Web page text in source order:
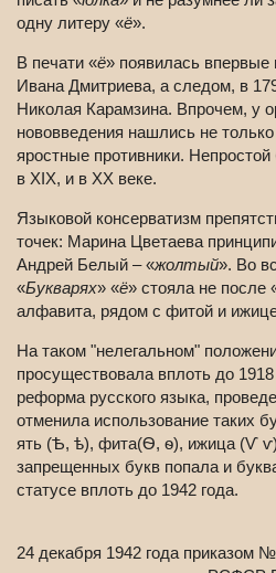
одну литеру «ё».
В печати «ё» появилась впервые
Ивана Дмитриева, а следом, в
Николая Карамзина. Впрочем, у
нововведения нашлись не
яростные противники.
в XIX, и в ХХ веке.
Языковой консерватизм
точек: Марина Цветаева
Андрей Белый – «жолтый». Во
«Букварях» «ё» стояла не после
алфавита, рядом с фитой и
На таком "нелегальном"
просуществовала вплоть до 1918
реформа русского языка,
отменила использование таких
ять (Ѣ, ѣ), фита(Ѳ, ѳ), ижица (Ѵ
запрещенных букв попала и
статусе вплоть до 1942 года.
24 декабря 1942 года приказом